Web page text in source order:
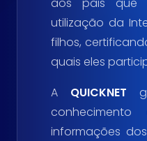
utilização da
filhos,
quais eles
A QUICKNET
informações